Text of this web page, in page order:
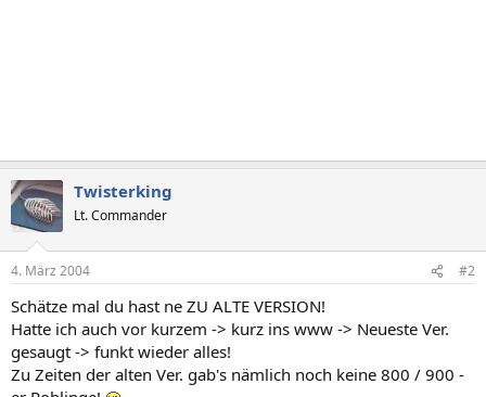
Twisterking
Lt. Commander
4. März 2004 #2
Schätze mal du hast ne ZU ALTE VERSION!
Hatte ich auch vor kurzem -> kurz ins www -> Neueste Ver.
gesaugt -> funkt wieder alles!
Zu Zeiten der alten Ver. gab's nämlich noch keine 800 / 900 -